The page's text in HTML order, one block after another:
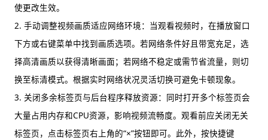
使更改生效。
2. 手动调整视频画质适应网络环境：当观看视频时，在播放窗口
下方或右键菜单中找到画质选项。若网络条件好且带宽充足，选
择高清画质以获得清晰画面；若网络不稳定或需节省流量，则切
换至标清模式。根据实时网络状况灵活切换可避免卡顿现象。
3. 关闭多余标签页与后台程序释放资源：同时打开多个标签页会
大量占用内存和CPU资源，影响视频流畅度。观看前应关闭无关
标签页，点击标签页右上角的“×”按钮即可。此外，按快捷键